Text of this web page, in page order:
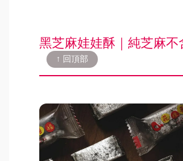
黑芝麻娃娃酥｜純芝麻不
↑ 回頂部